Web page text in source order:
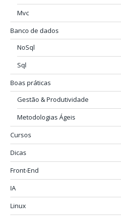
Mvc
Banco de dados
NoSql
Sql
Boas práticas
Gestão & Produtividade
Metodologias Ágeis
Cursos
Dicas
Front-End
IA
Linux